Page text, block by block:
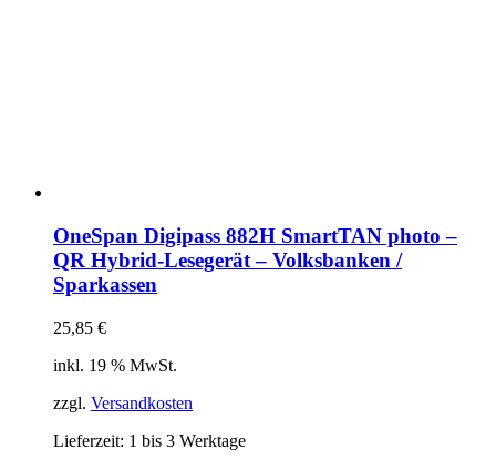
OneSpan Digipass 882H SmartTAN photo –
QR Hybrid-Lesegerät – Volksbanken /
Sparkassen
25,85 €
inkl. 19 % MwSt.
zzgl. Versandkosten
Lieferzeit: 1 bis 3 Werktage